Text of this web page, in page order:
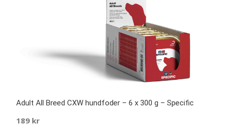
Adult All Breed CXW hundfoder – 6 x 300 g – Specific
189 kr